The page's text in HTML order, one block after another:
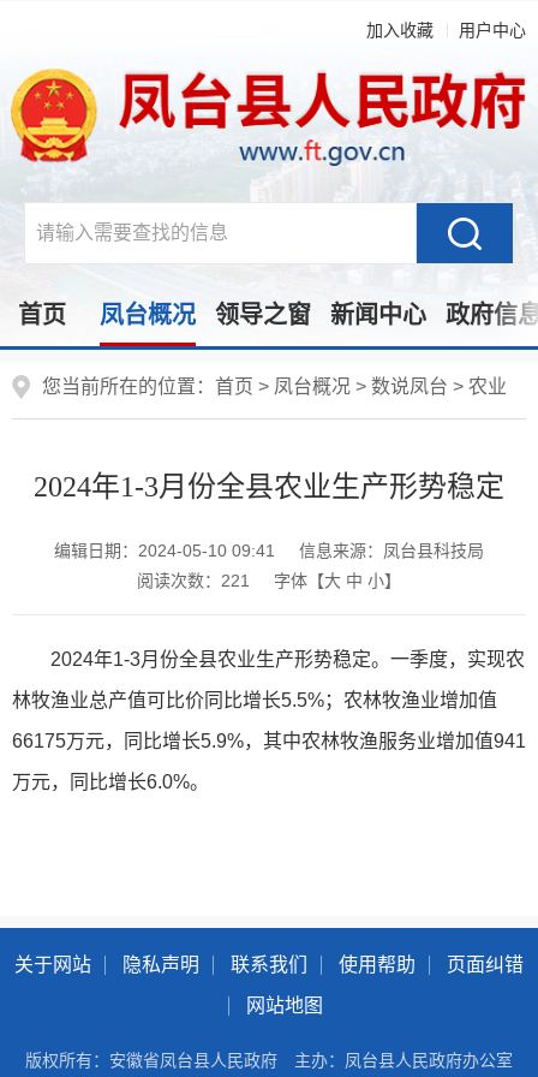
加入收藏 用户中心
首页 凤台概况 领导之窗 新闻中心 政府信
您当前所在的位置： 首页 > 凤台概况 > 数说凤台 > 农业
2024年1-3月份全县农业生产形势稳定
编辑日期：2024-05-10 09:41
信息来源：凤台县科技局
阅读次数： 221 字体【大 中 小】
2024年1-3月份全县农业生产形势稳定。一季度，实现农
林牧渔业总产值可比价同比增长5.5%；农林牧渔业增加值
66175万元，同比增长5.9%，其中农林牧渔服务业增加值941
万元，同比增长6.0%。
关于网站 隐私声明 联系我们 使用帮助
页面纠错
网站地图
版权所有：安徽省凤台县人民政府 主办：凤台县人民政府办公室